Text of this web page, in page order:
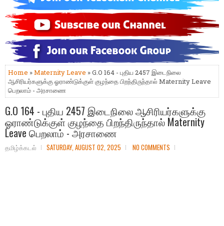
Home »Maternity Leave » G.O 164 - புதிய 2457 இடைநிலை
ஆசிரியர்களுக்கு ஓராண்டுக்குள் குழந்தை பிறந்திருந்தால் Maternity Leave
பெறலாம் - அரசாணை
G.O 164 - புதிய 2457 இடைநிலை ஆசிரியர்களுக்கு
ஓராண்டுக்குள் குழந்தை பிறந்திருந்தால் Maternity
Leave பெறலாம் - அரசாணை
தமிழ்க்கடல் SATURDAY, AUGUST 02, 2025 NO COMMENTS